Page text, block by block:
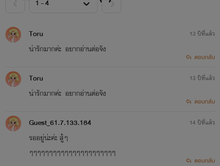
Toru
น่ารักมากค่ะ อยากอ่านต่อจัง
13 ปีที่แล้ว
ตอบกลับ
Toru
น่ารักมากค่ะ อยากอ่านต่อจัง
13 ปีที่แล้ว
ตอบกลับ
Guest_61.7.133.184
รออยู่น่ะค่ะ สู้ๆ
ๆๆๆๆๆๆๆๆๆๆๆๆๆๆๆๆๆๆๆๆๆๆ
14 ปีที่แล้ว
ตอบกลับ